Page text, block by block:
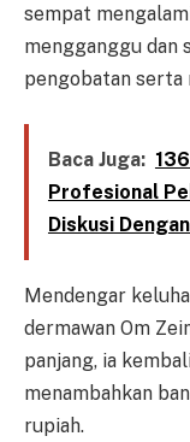
sempat
mengganggu dan
pengobatan serta
Baca Juga:
Profesional
Diskusi
Mendengar
dermawan Om
panjang, ia
menambahkan
rupiah.